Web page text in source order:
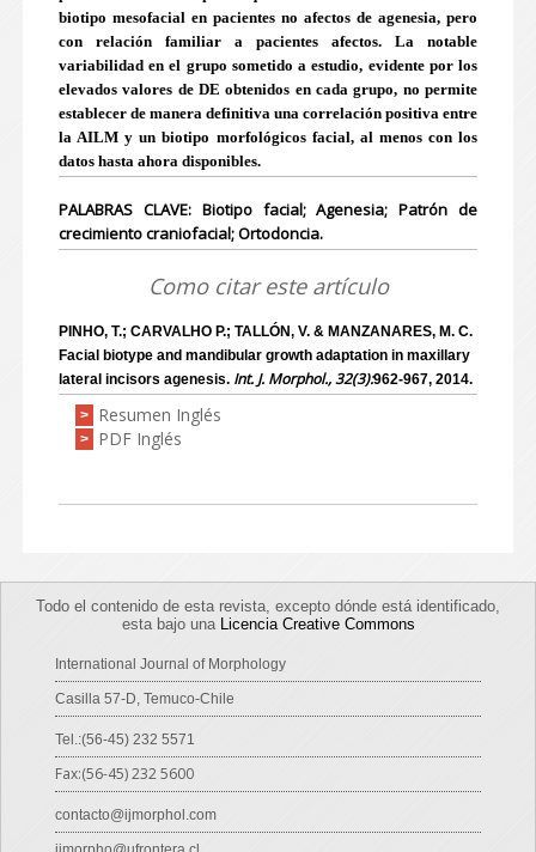
biotipo mesofacial en pacientes no afectos de agenesia, pero
con relación familiar a pacientes afectos. La notable
variabilidad en el grupo sometido a estudio, evidente por los
elevados valores de DE obtenidos en cada grupo, no permite
establecer de manera definitiva una correlación positiva entre
la AILM y un biotipo morfológicos facial, al menos con los
datos hasta ahora disponibles.
PALABRAS CLAVE: Biotipo facial; Agenesia; Patrón de
crecimiento craniofacial; Ortodoncia.
Como citar este artículo
PINHO, T.; CARVALHO P.; TALLÓN, V. & MANZANARES, M. C.
Facial biotype and mandibular growth adaptation in maxillary
lateral incisors agenesis. Int. J. Morphol., 32(3):962-967, 2014.
> Resumen Inglés
> PDF Inglés
Todo el contenido de esta revista, excepto dónde está identificado,
esta bajo una Licencia Creative Commons
International Journal of Morphology
Casilla 57-D, Temuco-Chile
Tel.:(56-45) 232 5571
Fax:(56-45) 232 5600
contacto@ijmorphol.com